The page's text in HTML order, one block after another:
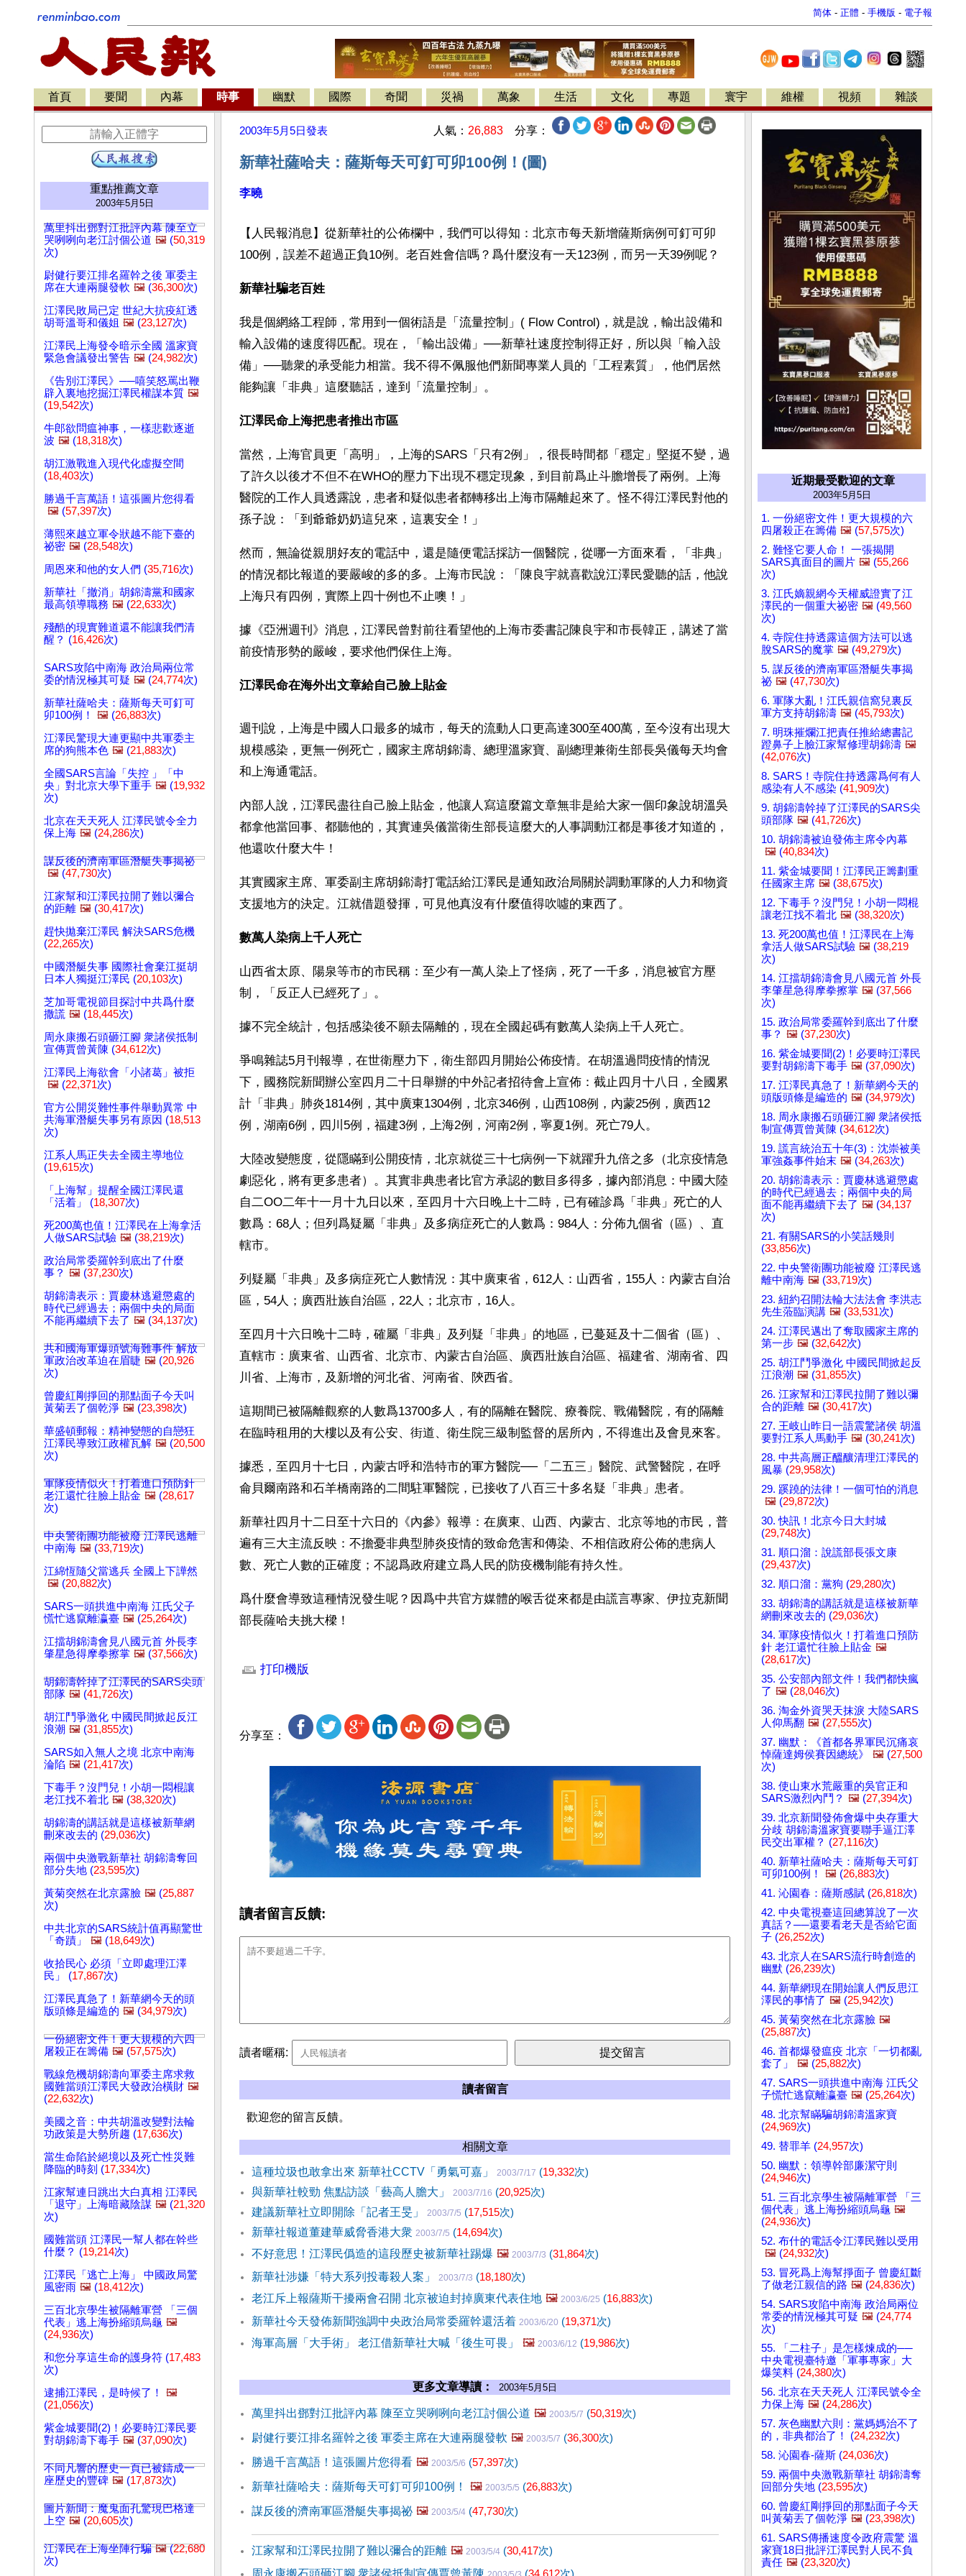
简体 - 正體 - 手機版 - 電子報
首頁 要聞 內幕 時事 幽默 國際 奇聞 災禍 萬象 生活 文化 專題 寰宇 維權 視頻 雜談
重點推薦文章
2003年5月5日
萬里抖出鄧對江批評內幕 陳至立
哭咧咧向老江討個公道 🖼️ (50,319
次)
尉健行要江排名羅幹之後 軍委主
席在大連兩腿發軟 🖼️ (36,300次)
江澤民敗局已定 世紀大抗疫紅透
胡哥溫哥和儀姐 🖼️ (23,127次)
江澤民上海發令暗示全國 溫家寶
緊急會議發出警告 🖼️ (24,982次)
《告別江澤民》──嘻笑怒罵出鞭
辟入裏地挖掘江澤民權謀本質 🖼️
(19,542次)
牛郎欲問瘟神事，一樣悲歡逐逝
波 🖼️ (18,318次)
胡江激戰進入現代化虛擬空間
(18,403次)
勝過千言萬語！這張圖片您得看
🖼️ (57,397次)
薄熙來越立軍令狀越不能下臺的
祕密 🖼️ (28,548次)
周恩來和他的女人們 (35,716次)
新華社「撤消」胡錦濤黨和國家
最高領導職務 🖼️ (22,633次)
殘酷的現實難道還不能讓我們清
醒？ (16,426次)
SARS攻陷中南海 政治局兩位常
委的情況極其可疑 🖼️ (24,774次)
新華社薩哈夫：薩斯每天可釘可
卯100例！
🖼️ (26,883次)
江澤民驚現大連更顯中共軍委主
席的狗熊本色 🖼️ (21,883次)
全國SARS言論「失控 」「中
央」對北京大學下重手 🖼️ (19,932
次)
北京在天天死人 江澤民號令全力
保上海 🖼️ (24,286次)
謀反後的濟南軍區潛艇失事揭祕
🖼️ (47,730次)
江家幫和江澤民拉開了難以彌合
的距離 🖼️ (30,417次)
趕快拋棄江澤民 解決SARS危機
(22,265次)
中國潛艇失事 國際社會棄江挺胡
日本人獨挺江澤民 (20,103次)
芝加哥電視節目探討中共爲什麼
撒謊 🖼️ (18,445次)
周永康搬石頭砸江腳 衆諸侯抵制
宣傳賈曾黃陳 (34,612次)
江澤民上海欲會「小諸葛」被拒
🖼️ (22,371次)
官方公開災難性事件舉動異常 中
共海軍潛艇失事另有原因 (18,513
次)
江系人馬正失去全國主導地位
(19,615次)
「上海幫」提醒全國江澤民還
「活着」 (18,307次)
死200萬也值！江澤民在上海拿活
人做SARS試驗 🖼️ (38,219次)
政治局常委羅幹到底出了什麼
事？ 🖼️ (37,230次)
胡錦濤表示：賈慶林逃避懲處的
時代已經過去；兩個中央的局面
不能再繼續下去了 🖼️ (34,137次)
共和國海軍爆頭號海難事件 解放
軍政治改革迫在眉睫 🖼️ (20,926
次)
曾慶紅剛掙回的那點面子今天叫
黃菊丟了個乾淨 🖼️ (23,398次)
華盛頓郵報：精神變態的自戀狂
江澤民導致江政權瓦解 🖼️ (20,500
次)
軍隊疫情似火！打着進口預防針
老江還忙往臉上貼金 🖼️ (28,617
次)
中央警衛團功能被廢 江澤民逃離
中南海 🖼️ (33,719次)
江綿恆隨父當逃兵 全國上下譁然
🖼️ (20,882次)
SARS一頭拱進中南海 江氏父子
慌忙逃竄離瀛臺 🖼️ (25,264次)
江擋胡錦濤會見八國元首 外長李
肇星急得摩拳擦掌 🖼️ (37,566次)
胡錦濤幹掉了江澤民的SARS尖頭
部隊 🖼️ (41,726次)
胡江鬥爭激化 中國民間掀起反江
浪潮 🖼️ (31,855次)
SARS如入無人之境 北京中南海
淪陷 🖼️ (21,417次)
下毒手？沒門兒！小胡一悶棍讓
老江找不着北 🖼️ (38,320次)
胡錦濤的講話就是這樣被新華網
刪來改去的 (29,036次)
兩個中央激戰新華社 胡錦濤奪回
部分失地 (23,595次)
黃菊突然在北京露臉 🖼️ (25,887
次)
中共北京的SARS統計值再顯驚世
「奇蹟」
🖼️ (18,649次)
收拾民心 必須「立即處理江澤
民」 (17,867次)
江澤民真急了！新華網今天的頭
版頭條是編造的 🖼️ (34,979次)
一份絕密文件！更大規模的六四
屠殺正在籌備 🖼️ (57,575次)
戰線危機胡錦濤向軍委主席求救
國難當頭江澤民大發政治橫財 🖼️
(22,632次)
美國之音：中共胡溫改變對法輪
功政策是大勢所趨 (17,636次)
當生命陷於絕境以及死亡性災難
降臨的時刻 (17,334次)
江家幫連日跳出大白真相 江澤民
「退守」上海暗藏陰謀 🖼️ (21,320
次)
國難當頭 江澤民一幫人都在幹些
什麼？ (19,214次)
江澤民「逃亡上海」 中國政局驚
風密雨 🖼️ (18,412次)
三百北京學生被隔離軍營 「三個
代表」逃上海扮縮頭烏龜 🖼️
(24,936次)
和您分享這生命的護身符 (17,483
次)
逮捕江澤民，是時候了！
🖼️
(21,056次)
紫金城要聞(2)！必要時江澤民要
對胡錦濤下毒手 🖼️ (37,090次)
不同凡響的歷史一頁已被鑄成一
座歷史的豐碑 🖼️ (17,873次)
圖片新聞：魔鬼面孔驚現巴格達
上空 🖼️ (20,605次)
江澤民在上海坐陣行騙 🖼️(22,680
次)
2003年5月5日發表 人氣： 26,883 分享：
新華社薩哈夫：薩斯每天可釘可卯100例！(圖)
李曉
【人民報消息】從新華社的公佈欄中，我們可以得知：北京市每天新增薩斯病例可釘可卯
100例，誤差不超過正負10例。老百姓會信嗎？爲什麼沒有一天123例，而另一天39例呢？
新華社騙老百姓
我是個網絡工程師，常用到一個術語是「流量控制」( Flow Control)，就是說，輸出設備和
輸入設備的速度得匹配。現在，「輸出設備」──新華社速度控制得正好，所以與「輸入設
備」──聽衆的承受能力相當。我不得不佩服他們新聞專業人員的「工程素質」，他們居然
能夠讓「非典」這麼聽話，達到「流量控制」。
江澤民命上海把患者推出市區
當然，上海官員更「高明」，上海的SARS「只有2例」，很長時間都「穩定」堅挺不變，過
了許久以後才不但不在WHO的壓力下出現不穩定現象，到目前爲止斗膽增長了兩例。上海
醫院的工作人員透露說，患者和疑似患者都轉移出上海市隔離起來了。怪不得江澤民對他的
孫子說：「到爺爺奶奶這兒來，這裏安全！」
然而，無論從親朋好友的電話中，還是隨便電話採訪一個醫院，從哪一方面來看，「非典」
的情況都比報道的要嚴峻的多的多。上海市民說：「陳良宇就喜歡說江澤民愛聽的話，他說
上海只有四例，實際上四十例也不止噢！」
據《亞洲週刊》消息，江澤民曾對前往看望他的上海市委書記陳良宇和市長韓正，講述了當
前疫情形勢的嚴峻，要求他們保住上海。
江澤民命在海外出文章給自己臉上貼金
週刊說，上海是中國人口最多的城市，每天的流動人口更高達300至400萬，至今沒有出現大
規模感染，更無一例死亡，國家主席胡錦濤、總理溫家寶、副總理兼衛生部長吳儀每天均會
和上海通電話。
內部人說，江澤民盡往自己臉上貼金，他讓人寫這麼篇文章無非是給大家一個印象說胡溫吳
都拿他當回事、都聽他的，其實連吳儀當衛生部長這麼大的人事調動江都是事後才知道的，
他還吹什麼大牛！
其實國家主席、軍委副主席胡錦濤打電話給江澤民是通知政治局關於調動軍隊的人力和物資
支援地方的決定。江就借題發揮，可見他真沒有什麼值得吹噓的東西了。
數萬人染病上千人死亡
山西省太原、陽泉等市的市民稱：至少有一萬人染上了怪病，死了一千多，消息被官方壓
制，「反正人已經死了」。
據不完全統計，包括感染後不願去隔離的，現在全國起碼有數萬人染病上千人死亡。
爭鳴雜誌5月刊報導，在世衛壓力下，衛生部四月開始公佈疫情。在胡溫過問疫情的情況
下，國務院新聞辦公室四月二十日舉辦的中外記者招待會上宣佈：截止四月十八日，全國累
計「非典」肺炎1814例，其中廣東1304例，北京346例，山西108例，內蒙25例，廣西12
例，湖南6例，四川5例，福建3例，上海2例，河南2例，寧夏1例。死亡79人。
大陸改變態度，從隱瞞到公開疫情，北京就從三十七病例一下就躍升九倍之多（北京疫情急
劇惡化，將有更多患者）。其實非典患者比官方承認的數目多得多，據內部消息：中國大陸
自二OO二年十一月十九日以來，至四月十六日晚上十二時，已有確診爲「非典」死亡的人
數爲：68人；但列爲疑屬「非典」及多病症死亡的人數爲：984人：分佈九個省（區）、直
轄市。
列疑屬「非典」及多病症死亡人數情況：其中廣東省，612人：山西省，155人：內蒙古自治
區，54人；廣西壯族自治區，22人；北京市，16人。
至四月十六日晚十二時，確屬「非典」及列疑「非典」的地區，已蔓延及十二個省（區）、
直轄市：廣東省、山西省、北京市、內蒙古自治區、廣西壯族自治區、福建省、湖南省、四
川省、上海市，及新增的河北省、河南省、陝西省。
這期間已被隔離觀察的人數爲13700多人，有的隔離在醫院、療養院、戰備醫院，有的隔離
在臨時租用的大樓以及有公安、街道、衛生院三級制監督的居所內，不得進出及會見來客。
據悉，至四月十七日，內蒙古呼和浩特市的軍方醫院──「二五三」醫院、武警醫院，在呼
侖貝爾南路和石羊橋南路的二間駐軍醫院，已接收了八百三十多名疑「非典」患者。
新華社四月十二日至十六日的《內參》報導：在廣東、山西、內蒙古、北京等地的市民，普
遍有三大主流反映：不擔憂非典型肺炎疫情的致命危害和傳染、不相信政府公佈的患病人
數、死亡人數的正確度；不認爲政府建立爲人民的防疫機制能有持久性。
爲什麼會導致這種情況發生呢？因爲中共官方媒體的喉舌從來都是由謊言專家、伊拉克新聞
部長薩哈夫挑大樑！
打印機版
分享至：
讀者留言反饋:
讀者暱稱:
讀者留言
歡迎您的留言反饋。
相關文章
這種垃圾也敢拿出來 新華社CCTV「勇氣可嘉」 2003/7/17 (19,332次)
與新華社較勁 焦點訪談「藝高人膽大」
2003/7/16 (20,925次)
建議新華社立即開除「記者王旻」
2003/7/5 (17,515次)
新華社報道董建華威脅香港大衆 2003/7/5 (14,694次)
不好意思！江澤民僞造的這段歷史被新華社踢爆 🖼️ 2003/7/3 (31,864次)
新華社涉嫌「特大系列投毒殺人案」
2003/7/3 (18,180次)
老江斥上報薩斯干擾兩會召開 北京被迫封掉廣東代表住地 🖼️ 2003/6/25 (16,883次)
新華社今天發佈新聞強調中央政治局常委羅幹還活着 2003/6/20 (19,371次)
海軍高層「大手術」 老江借新華社大喊「後生可畏」
🖼️ 2003/6/12 (19,986次)
更多文章導讀： 2003年5月5日
萬里抖出鄧對江批評內幕 陳至立哭咧咧向老江討個公道 🖼️ 2003/5/7 (50,319次)
尉健行要江排名羅幹之後 軍委主席在大連兩腿發軟 🖼️ 2003/5/7 (36,300次)
勝過千言萬語！這張圖片您得看 🖼️ 2003/5/6 (57,397次)
新華社薩哈夫：薩斯每天可釘可卯100例！
🖼️ 2003/5/5 (26,883次)
謀反後的濟南軍區潛艇失事揭祕 🖼️ 2003/5/4 (47,730次)
江家幫和江澤民拉開了難以彌合的距離 🖼️ 2003/5/4 (30,417次)
周永康搬石頭砸江腳 衆諸侯抵制宣傳賈曾黃陳
(34,612次)
近期最受歡迎的文章
2003年5月5日
1. 一份絕密文件！更大規模的六
四屠殺正在籌備 🖼️ (57,575次)
2. 難怪它要人命！ 一張揭開
SARS真面目的圖片 🖼️ (55,266
次)
3. 江氏嫡親網今天權威證實了江
澤民的一個重大祕密 🖼️ (49,560
次)
4. 寺院住持透露這個方法可以逃
脫SARS的魔掌 🖼️ (49,279次)
5. 謀反後的濟南軍區潛艇失事揭
祕 🖼️ (47,730次)
6. 軍隊大亂！江氏親信窩兒裏反
軍方支持胡錦濤 🖼️ (45,793次)
7. 明珠摧爛江把責任推給總書記
蹬鼻子上臉江家幫修理胡錦濤 🖼️
(42,076次)
8. SARS！寺院住持透露爲何有人
感染有人不感染 (41,909次)
9. 胡錦濤幹掉了江澤民的SARS尖
頭部隊 🖼️ (41,726次)
10. 胡錦濤被迫發佈主席令內幕
🖼️ (40,834次)
11. 紫金城要聞！江澤民正籌劃重
任國家主席 🖼️ (38,675次)
12. 下毒手？沒門兒！小胡一悶棍
讓老江找不着北 🖼️ (38,320次)
13. 死200萬也值！江澤民在上海
拿活人做SARS試驗 🖼️ (38,219
次)
14. 江擋胡錦濤會見八國元首 外長
李肇星急得摩拳擦掌 🖼️ (37,566
次)
15. 政治局常委羅幹到底出了什麼
事？ 🖼️ (37,230次)
16. 紫金城要聞(2)！必要時江澤民
要對胡錦濤下毒手 🖼️ (37,090次)
17. 江澤民真急了！新華網今天的
頭版頭條是編造的 🖼️ (34,979次)
18. 周永康搬石頭砸江腳 衆諸侯抵
制宣傳賈曾黃陳 (34,612次)
19. 謊言統治五十年(3)：沈崇被美
軍強姦事件始末 🖼️ (34,263次)
20. 胡錦濤表示：賈慶林逃避懲處
的時代已經過去；兩個中央的局
面不能再繼續下去了 🖼️ (34,137
次)
21. 有關SARS的小笑話幾則
(33,856次)
22. 中央警衛團功能被廢 江澤民逃
離中南海 🖼️ (33,719次)
23. 紐約召開法輪大法法會 李洪志
先生蒞臨演講 🖼️ (33,531次)
24. 江澤民邁出了奪取國家主席的
第一步 🖼️ (32,642次)
25. 胡江鬥爭激化 中國民間掀起反
江浪潮 🖼️ (31,855次)
26. 江家幫和江澤民拉開了難以彌
合的距離 🖼️ (30,417次)
27. 王岐山昨日一語震驚諸侯 胡溫
要對江系人馬動手 🖼️ (30,241次)
28. 中共高層正醞釀清理江澤民的
風暴 (29,958次)
29. 蹊蹺的法律！一個可怕的消息
🖼️ (29,872次)
30. 快訊！北京今日大封城
(29,748次)
31. 順口溜：說謊部長張文康
(29,437次)
32. 順口溜：黨狗 (29,280次)
33. 胡錦濤的講話就是這樣被新華
網刪來改去的 (29,036次)
34. 軍隊疫情似火！打着進口預防
針 老江還忙往臉上貼金 🖼️
(28,617次)
35. 公安部內部文件！我們都快瘋
了 🖼️ (28,046次)
36. 淘金外資哭天抹淚 大陸SARS
人仰馬翻 🖼️ (27,555次)
37. 幽默：《首都各界軍民沉痛哀
悼薩達姆侯賽因總統》
🖼️ (27,500
次)
38. 使山東水荒嚴重的吳官正和
SARS激烈內鬥？ 🖼️ (27,394次)
39. 北京新聞發佈會爆中央存重大
分歧 胡錦濤溫家寶要聯手逼江澤
民交出軍權？ (27,116次)
40. 新華社薩哈夫：薩斯每天可釘
可卯100例！
🖼️ (26,883次)
41. 沁園春：薩斯感賦 (26,818次)
42. 中央電視臺這回總算說了一次
真話？──還要看老天是否給它面
子 (26,252次)
43. 北京人在SARS流行時創造的
幽默 (26,239次)
44. 新華網現在開始讓人們反思江
澤民的事情了 🖼️ (25,942次)
45. 黃菊突然在北京露臉 🖼️
(25,887次)
46. 首都爆發瘟疫 北京「一切都亂
套了」
🖼️ (25,882次)
47. SARS一頭拱進中南海 江氏父
子慌忙逃竄離瀛臺 🖼️ (25,264次)
48. 北京幫瞞騙胡錦濤溫家寶
(24,969次)
49. 替罪羊 (24,957次)
50. 幽默：領導幹部廉潔守則
(24,946次)
51. 三百北京學生被隔離軍營 「三
個代表」逃上海扮縮頭烏龜 🖼️
(24,936次)
52. 布什的電話令江澤民難以受用
🖼️ (24,932次)
53. 冒死爲上海幫掙面子 曾慶紅斷
了做老江親信的路 🖼️ (24,836次)
54. SARS攻陷中南海 政治局兩位
常委的情況極其可疑 🖼️ (24,774
次)
55. 「二柱子」是怎樣煉成的──
中央電視臺特邀「軍事專家」大
爆笑料 (24,380次)
56. 北京在天天死人 江澤民號令全
力保上海 🖼️ (24,286次)
57. 灰色幽默六則：黨媽媽治不了
的，非典都治了！ (24,232次)
58. 沁園春-薩斯 (24,036次)
59. 兩個中央激戰新華社 胡錦濤奪
回部分失地 (23,595次)
60. 曾慶紅剛掙回的那點面子今天
叫黃菊丟了個乾淨 🖼️ (23,398次)
61. SARS傳播速度令政府震驚 溫
家寶18日批評江澤民對人民不負
責任 🖼️ (23,320次)